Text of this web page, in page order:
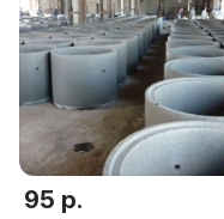
95 р.